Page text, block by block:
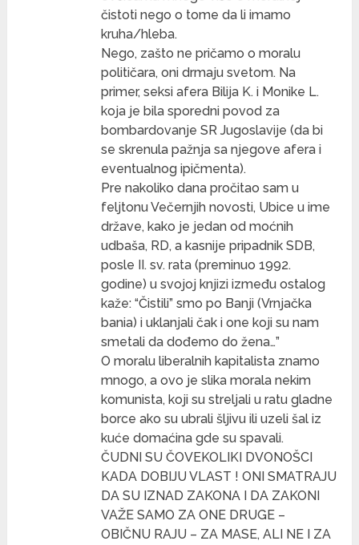
čistoti nego o tome da li imamo
kruha/hleba.
Nego, zašto ne pričamo o moralu
političara, oni drmaju svetom. Na
primer, seksi afera Bilija K. i Monike L.
koja je bila sporedni povod za
bombardovanje SR Jugoslavije (da bi
se skrenula pažnja sa njegove afera i
eventualnog ipičmenta).
Pre nakoliko dana pročitao sam u
feljtonu Večernjih novosti, Ubice u ime
države, kako je jedan od moćnih
udbaša, RD, a kasnije pripadnik SDB,
posle II. sv. rata (preminuo 1992.
godine) u svojoj knjizi između ostalog
kaže: “Čistili” smo po Banji (Vrnjačka
bania) i uklanjali čak i one koji su nam
smetali da dođemo do žena…”
O moralu liberalnih kapitalista znamo
mnogo, a ovo je slika morala nekim
komunista, koji su streljali u ratu gladne
borce ako su ubrali šljivu ili uzeli šal iz
kuće domaćina gde su spavali.
ČUDNI SU ČOVEKOLIKI DVONOŠCI
KADA DOBIJU VLAST ! ONI SMATRAJU
DA SU IZNAD ZAKONA I DA ZAKONI
VAŽE SAMO ZA ONE DRUGE –
OBIČNU RAJU – ZA MASE, ALI NE I ZA